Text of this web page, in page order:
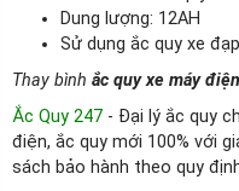
Dung lượng: 12AH
Sử dụng ắc quy xe
Thay bình ắc quy xe máy
Ắc Quy 247 - Đại lý ắc quy
điện, ắc quy mới 100% với
sách bảo hành theo quy